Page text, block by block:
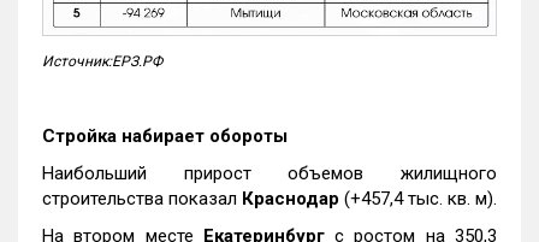
Источник:ЕРЗ.РФ
Стройка набирает обороты
Наибольший прирост объемов жилищного
строительства показал Краснодар (+457,4 тыс. кв. м).
На втором месте Екатеринбургс ростом на 350,3